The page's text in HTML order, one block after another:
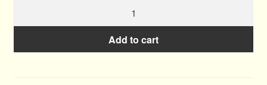
flammula
Add to cart